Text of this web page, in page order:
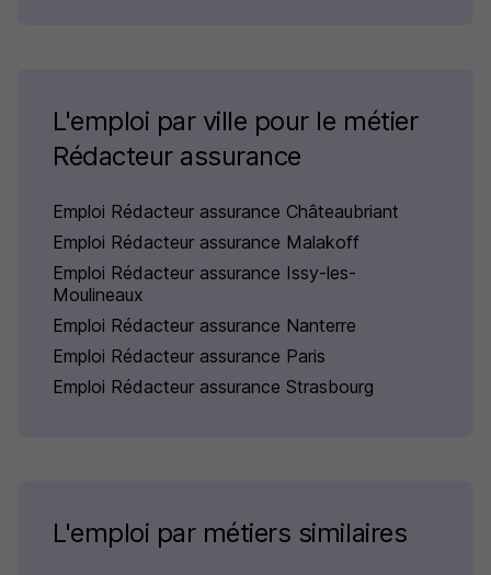
L'emploi par ville pour le métier
Rédacteur assurance
Emploi Rédacteur assurance Châteaubriant
Emploi Rédacteur assurance Malakoff
Emploi Rédacteur assurance Issy-les-
Moulineaux
Emploi Rédacteur assurance Nanterre
Emploi Rédacteur assurance Paris
Emploi Rédacteur assurance Strasbourg
L'emploi par métiers similaires